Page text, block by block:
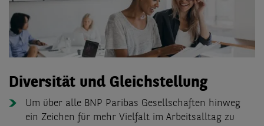
Diversität und Gleichstellung
Um über alle BNP Paribas Gesellschaften hinweg
ein Zeichen für mehr Vielfalt im Arbeitsalltag zu